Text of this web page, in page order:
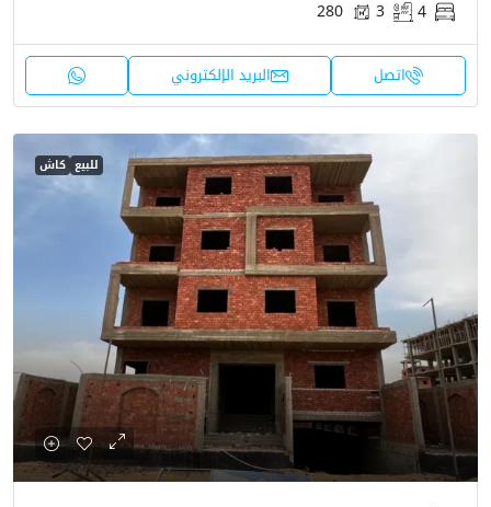
4
3
280
اتصل البريد الإلكتروني
للبيع كاش